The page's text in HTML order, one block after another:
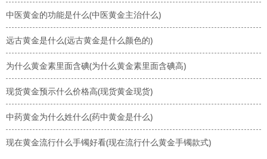
中医黄金的功能是什么(中医黄金主治什么)
远古黄金是什么(远古黄金是什么颜色的)
为什么黄金素里面含碘(为什么黄金素里面含碘高)
现货黄金预示什么价格高(现货黄金现货)
中药黄金为什么姓什么(药中黄金是什么)
现在黄金流行什么手镯好看(现在流行什么黄金手镯款式)